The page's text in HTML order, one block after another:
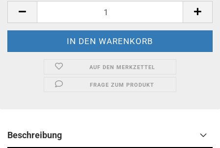
AUF DEN MERKZETTEL
FRAGE ZUM PRODUKT
Beschreibung